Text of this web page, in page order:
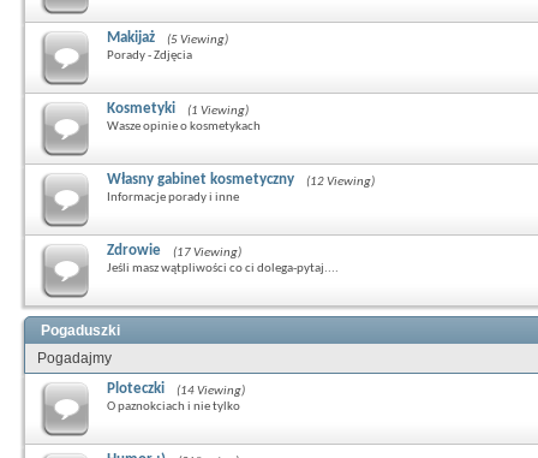
Makijaż
(5 Viewing)
Porady - Zdjęcia
Kosmetyki
(1 Viewing)
Wasze opinie o kosmetykach
Własny gabinet kosmetyczny
(12 Viewing)
Informacje porady i inne
Zdrowie
(17 Viewing)
Jeśli masz wątpliwości co ci dolega-pytaj....
Pogaduszki
Pogadajmy
Ploteczki
(14 Viewing)
O paznokciach i nie tylko